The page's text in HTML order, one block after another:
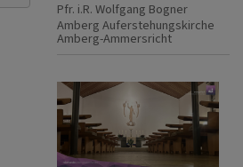
Pfr. i.R. Wolfgang Bogner
Amberg Auferstehungskirche
Amberg-Ammersricht